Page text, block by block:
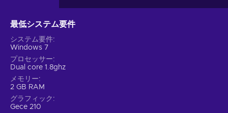
最低システム要件
システム要件
Windows 7
プロセッサー
Dual core 1.8ghz
メモリー
2 GB RAM
グラフィック
Gece 210